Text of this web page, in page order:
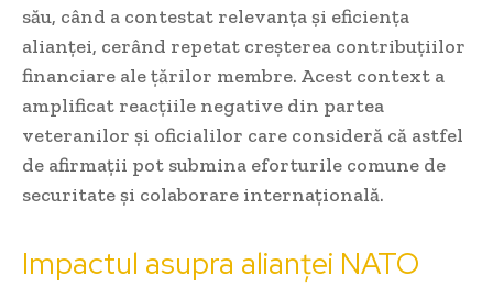
său, când a contestat relevanța și eficiența
alianței, cerând repetat creșterea contribuțiilor
financiare ale țărilor membre. Acest context a
amplificat reacțiile negative din partea
veteranilor și oficialilor care consideră că astfel
de afirmații pot submina eforturile comune de
securitate și colaborare internațională.
Impactul asupra alianței NATO